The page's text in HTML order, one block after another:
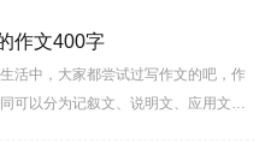
作文400字
活中，大家都尝试过写作文的吧，作
可以分为记叙文、说明文、应用文、